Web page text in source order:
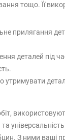
тощо. Її
прилягання
деталей під
утримувати
З ними ваші